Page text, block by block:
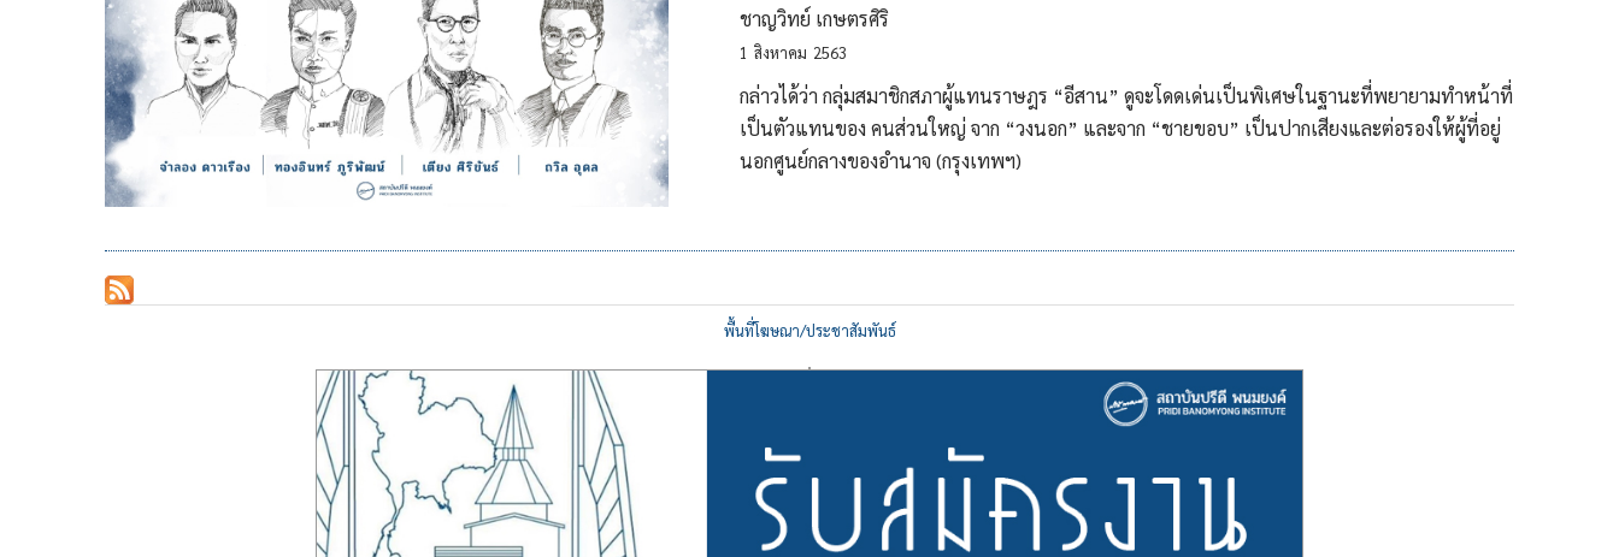
ชาญวิทย์ เกษตรศิริ
1 สิงหาคม 2563
กล่าวได้ว่า กลุ่มสมาชิกสภาผู้แทนราษฎร “อีสาน” ดูจะโดดเด่นเป็นพิเศษในฐานะที่พยายามทําหน้าที่
เป็นตัวแทนของ คนส่วนใหญ่ จาก “วงนอก” และจาก “ชายขอบ” เป็นปากเสียงและต่อรองให้ผู้ที่อยู่
นอกศูนย์กลางของอํานาจ (กรุงเทพฯ)
พื้นที่โฆษณา/ประชาสัมพันธ์